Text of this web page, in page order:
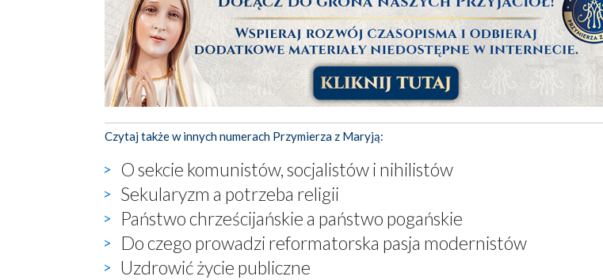
Czytaj także w innych numerach Przymierza z Maryją:
O sekcie komunistów, socjalistów i nihilistów
Sekularyzm a potrzeba religii
Państwo chrześcijańskie a państwo pogańskie
Do czego prowadzi reformatorska pasja modernistów
Uzdrowić życie publiczne